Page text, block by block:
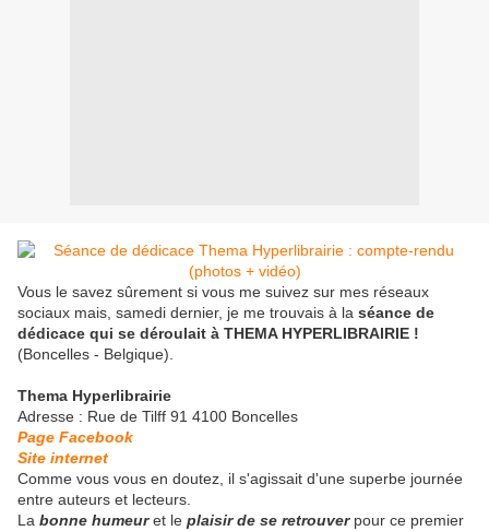
Vous le savez sûrement si vous me suivez sur mes réseaux
sociaux mais, samedi dernier, je me trouvais à la séance de
dédicace qui se déroulait à THEMA HYPERLIBRAIRIE !
(Boncelles - Belgique).
Thema Hyperlibrairie
Adresse : Rue de Tilff 91 4100 Boncelles
Page Facebook
Site internet
Comme vous vous en doutez, il s'agissait d'une superbe journée
entre auteurs et lecteurs.
La bonne humeuret le plaisir de se retrouver pour ce premier